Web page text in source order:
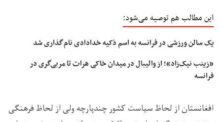
این مطالب هم توصیه می‌شود:
یک سالن ورزشی در فرانسه به اسم ذکیه خدادادی نام‌گذاری شد
«زینب نیک‌زاد»؛ از والیبال در میدان خاکی هرات تا مربی‌گری در
فرانسه
افغانستان از لحاظ سیاست کشور چندپارچه ولی از لحاظ فرهنگی